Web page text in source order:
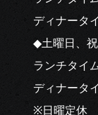
ディナータ
◆土曜日、祝
ランチタイ
ディナータ
※日曜定休